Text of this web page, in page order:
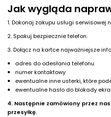
Jak wygląda
1. Dokonaj zakupu usługi serwisowej
2. Spakuj bezpiecznie telefon.
3. Dołącz na kartce najważniejsze
adres do odesłania telefonu
numer kontaktowy
ewentualne inne usterki, które
ewentualne hasło do blokady
4. Następnie zamówiony przez
przesyłkę.